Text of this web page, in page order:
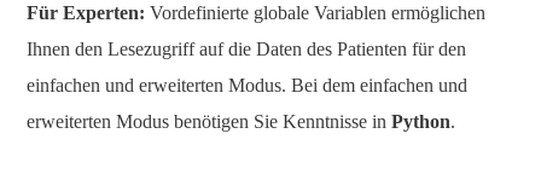
Für Experten: Vordefinierte globale Variablen ermöglichen
Ihnen den Lesezugriff auf die Daten des Patienten für den
einfachen und erweiterten Modus. Bei dem einfachen und
erweiterten Modus benötigen Sie Kenntnisse in Python.